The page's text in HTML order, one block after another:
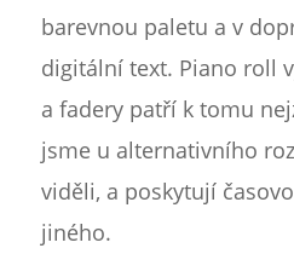
barevnou paletu a v
digitální text. Piano roll
a fadery patří k tomu
jsme u alternativního
viděli, a poskytují
jiného.